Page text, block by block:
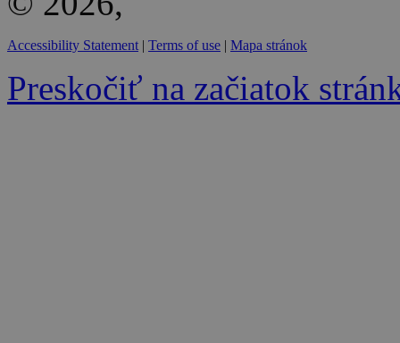
Accessibility Statement | Terms of use | Mapa stránok
Preskočiť na začiatok